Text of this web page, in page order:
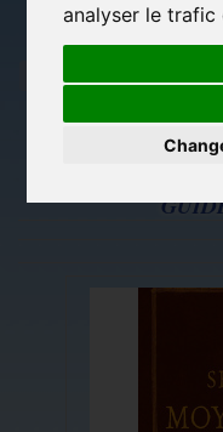
analyser le trafic
Librairie des